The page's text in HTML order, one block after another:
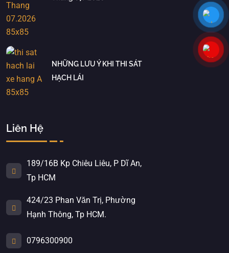
NHỮNG LƯU Ý KHI THI SÁT
HẠCH LÁI
Liên Hệ
189/16B Kp Chiêu Liêu, P Dĩ An,
Tp HCM
424/23 Phan Văn Trị, Phường
Hạnh Thông, Tp HCM.
0796300900